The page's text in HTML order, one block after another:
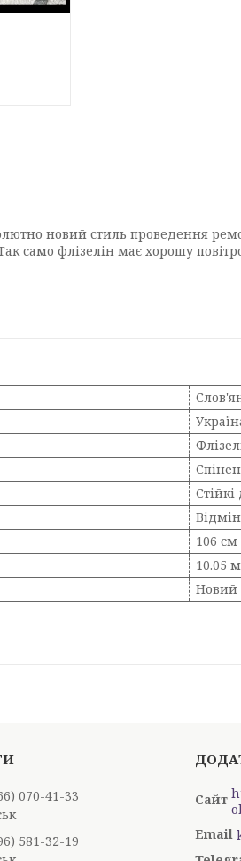
новий стиль проведення
само флізелін має хорошу
106 см
10.05 м
Новий
070-41-33
581-32-19